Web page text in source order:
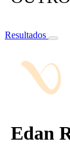
Resultados
Edan